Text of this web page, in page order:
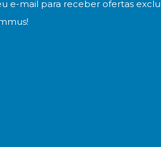
e-mail para receber ofertas